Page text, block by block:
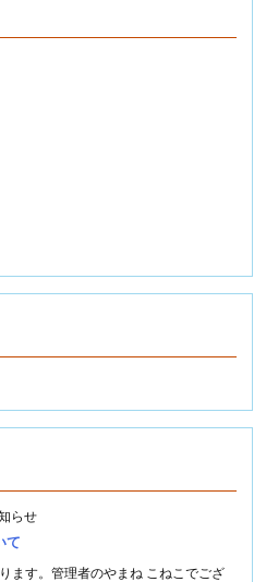
らせ
て
ます。管理者のやまね こねこでござ